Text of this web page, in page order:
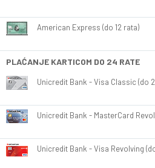
American Express (do 12 rata)
PLAĆANJE KARTICOM DO 24 RATE
Unicredit Bank - Visa Classic (do
Unicredit Bank - MasterCard
Unicredit Bank - Visa Revolving